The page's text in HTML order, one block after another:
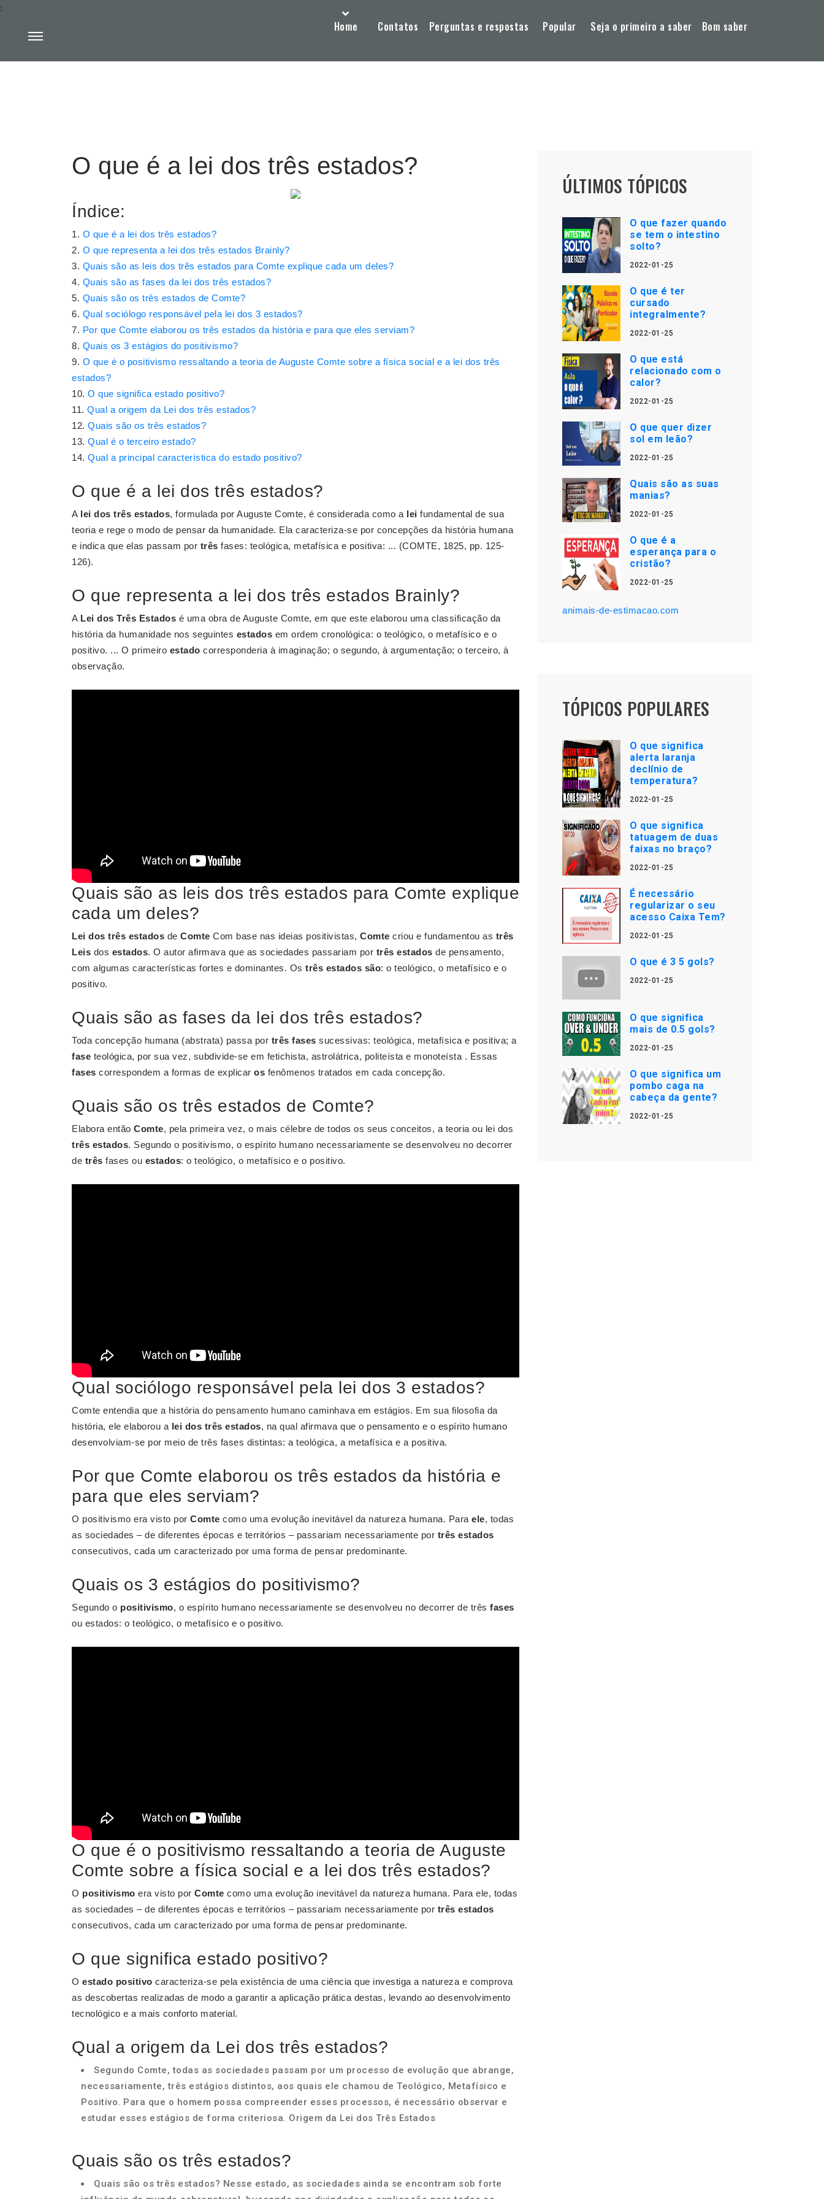
Home Contatos Perguntas e respostas Popular Seja o primeiro a saber Bom saber
:
O que é a lei dos três estados?
Índice:
O que é a lei dos três estados?
O que representa a lei dos três estados Brainly?
Quais são as leis dos três estados para Comte explique cada um deles?
Quais são as fases da lei dos três estados?
Quais são os três estados de Comte?
Qual sociólogo responsável pela lei dos 3 estados?
Por que Comte elaborou os três estados da história e para que eles serviam?
Quais os 3 estágios do positivismo?
O que é o positivismo ressaltando a teoria de Auguste Comte sobre a física social e a lei dos três
estados?
O que significa estado positivo?
Qual a origem da Lei dos três estados?
Quais são os três estados?
Qual é o terceiro estado?
Qual a principal característica do estado positivo?
O que é a lei dos três estados?
A lei dos três estados, formulada por Auguste Comte, é considerada como a lei fundamental de sua
teoria e rege o modo de pensar da humanidade. Ela caracteriza-se por concepções da história humana
e indica que elas passam por três fases: teológica, metafísica e positiva: ... (COMTE, 1825, pp. 125-
126).
O que representa a lei dos três estados Brainly?
A Lei dos Três Estados é uma obra de Auguste Comte, em que este elaborou uma classificação da
história da humanidade nos seguintes estados em ordem cronológica: o teológico, o metafísico e o
positivo. ... O primeiro estado corresponderia à imaginação; o segundo, à argumentação; o terceiro, à
observação.
Quais são as leis dos três estados para Comte explique
cada um deles?
Lei dos três estados de Comte Com base nas ideias positivistas, Comte criou e fundamentou as três
Leis dos estados. O autor afirmava que as sociedades passariam por três estados de pensamento,
com algumas características fortes e dominantes. Os três estados são: o teológico, o metafísico e o
positivo.
Quais são as fases da lei dos três estados?
Toda concepção humana (abstrata) passa por três fases sucessivas: teológica, metafísica e positiva; a
fase teológica, por sua vez, subdivide-se em fetichista, astrolátrica, politeísta e monoteísta . Essas
fases correspondem a formas de explicar os fenômenos tratados em cada concepção.
Quais são os três estados de Comte?
Elabora então Comte, pela primeira vez, o mais célebre de todos os seus conceitos, a teoria ou lei dos
três estados. Segundo o positivismo, o espírito humano necessariamente se desenvolveu no decorrer
de três fases ou estados: o teológico, o metafísico e o positivo.
Qual sociólogo responsável pela lei dos 3 estados?
Comte entendia que a história do pensamento humano caminhava em estágios. Em sua filosofia da
história, ele elaborou a lei dos três estados, na qual afirmava que o pensamento e o espírito humano
desenvolviam-se por meio de três fases distintas: a teológica, a metafísica e a positiva.
Por que Comte elaborou os três estados da história e
para que eles serviam?
O positivismo era visto por Comte como uma evolução inevitável da natureza humana. Para ele, todas
as sociedades – de diferentes épocas e territórios – passariam necessariamente por três estados
consecutivos, cada um caracterizado por uma forma de pensar predominante.
Quais os 3 estágios do positivismo?
Segundo o positivismo, o espírito humano necessariamente se desenvolveu no decorrer de três fases
ou estados: o teológico, o metafísico e o positivo.
O que é o positivismo ressaltando a teoria de Auguste
Comte sobre a física social e a lei dos três estados?
O positivismo era visto por Comte como uma evolução inevitável da natureza humana. Para ele, todas
as sociedades – de diferentes épocas e territórios – passariam necessariamente por três estados
consecutivos, cada um caracterizado por uma forma de pensar predominante.
O que significa estado positivo?
O estado positivo caracteriza-se pela existência de uma ciência que investiga a natureza e comprova
as descobertas realizadas de modo a garantir a aplicação prática destas, levando ao desenvolvimento
tecnológico e a mais conforto material.
Qual a origem da Lei dos três estados?
Segundo Comte, todas as sociedades passam por um processo de evolução que abrange,
necessariamente, três estágios distintos, aos quais ele chamou de Teológico, Metafísico e
Positivo. Para que o homem possa compreender esses processos, é necessário observar e
estudar esses estágios de forma criteriosa. Origem da Lei dos Três Estados
Quais são os três estados?
Quais são os três estados? Nesse estado, as sociedades ainda se encontram sob forte
ÚLTIMOS TÓPICOS
O que fazer quando
se tem o intestino
solto?
2022-01-25
O que é ter
cursado
integralmente?
2022-01-25
O que está
relacionado com o
calor?
2022-01-25
O que quer dizer
sol em leão?
2022-01-25
Quais são as suas
manias?
2022-01-25
O que é a
esperança para o
cristão?
2022-01-25
animais-de-estimacao.com
TÓPICOS POPULARES
O que significa
alerta laranja
declínio de
temperatura?
2022-01-25
O que significa
tatuagem de duas
faixas no braço?
2022-01-25
É necessário
regularizar o seu
acesso Caixa Tem?
2022-01-25
O que é 3 5 gols?
2022-01-25
O que significa
mais de 0.5 gols?
2022-01-25
O que significa um
pombo caga na
cabeça da gente?
2022-01-25